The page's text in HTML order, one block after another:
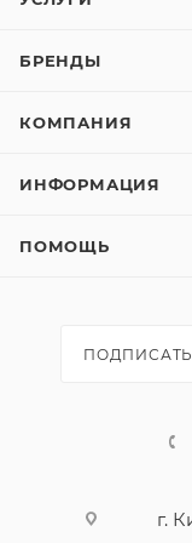
Назначение
БРЕНДЫ
КОМПАНИЯ
ИНФОРМАЦИЯ
ПОМОЩЬ
г.